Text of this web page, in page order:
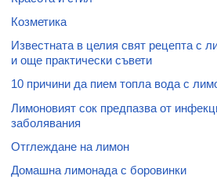
Козметика
Известната в целия свят рецепта с
и още практически съвети
10 причини да пием топла вода с
Лимоновият сок предпазва от
заболявания
Отглеждане на лимон
Домашна лимонада с боровинки